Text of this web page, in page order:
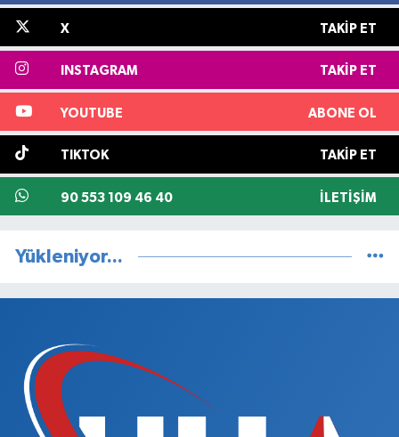
X TAKIP ET
INSTAGRAM TAKIP ET
YOUTUBE ABONE OL
TIKTOK TAKIP ET
90 553 109 46 40 İLETIŞIM
Yükleniyor...